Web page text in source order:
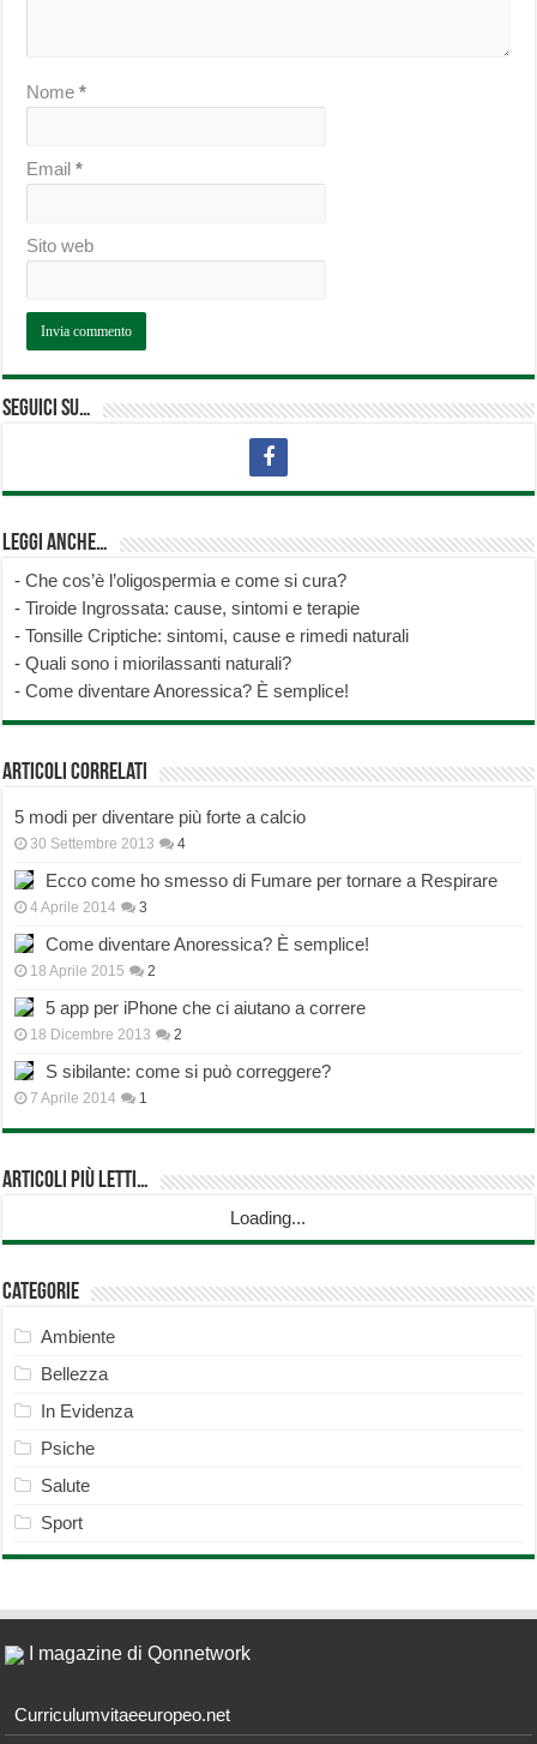
Nome*
Email*
Sito web
Seguici su…
Leggi anche…
-Che cos’è l’oligospermia e come si cura?
-Tiroide Ingrossata: cause, sintomi e terapie
-Tonsille Criptiche: sintomi, cause e rimedi naturali
-Quali sono i miorilassanti naturali?
-Come diventare Anoressica? È semplice!
Articoli correlati
5 modi per diventare più forte a calcio
30 Settembre 2013 4
Ecco come ho smesso di Fumare per tornare a Respirare
4 Aprile 2014 3
Come diventare Anoressica? È semplice!
18 Aprile 2015 2
5 app per iPhone che ci aiutano a correre
18 Dicembre 2013 2
S sibilante: come si può correggere?
7 Aprile 2014 1
Articoli più Letti…
Loading...
Categorie
Ambiente
Bellezza
In Evidenza
Psiche
Salute
Sport
I magazine di Qonnetwork
Curriculumvitaeeuropeo.net